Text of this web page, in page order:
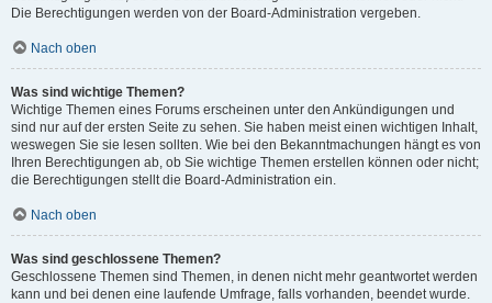
Die Berechtigungen werden von der Board-Administration vergeben.
Nach oben
Was sind wichtige Themen?
Wichtige Themen eines Forums erscheinen unter den Ankündigungen und
sind nur auf der ersten Seite zu sehen. Sie haben meist einen wichtigen Inhalt,
weswegen Sie sie lesen sollten. Wie bei den Bekanntmachungen hängt es von
Ihren Berechtigungen ab, ob Sie wichtige Themen erstellen können oder nicht;
die Berechtigungen stellt die Board-Administration ein.
Nach oben
Was sind geschlossene Themen?
Geschlossene Themen sind Themen, in denen nicht mehr geantwortet werden
kann und bei denen eine laufende Umfrage, falls vorhanden, beendet wurde.